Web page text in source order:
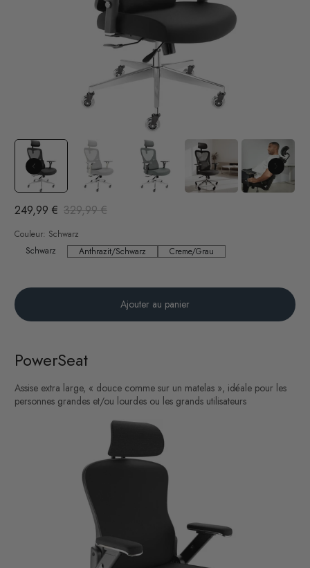
249,99 € 329,99 €
Couleur: Schwarz
Schwarz
Schwarz Anthrazit/Schwarz
Anthrazit/Schwarz Creme/Grau
Creme/Grau
Ajouter au panier
PowerSeat
Assise extra large, « douce comme sur un matelas », idéale pour les
personnes grandes et/ou lourdes ou les grands utilisateurs